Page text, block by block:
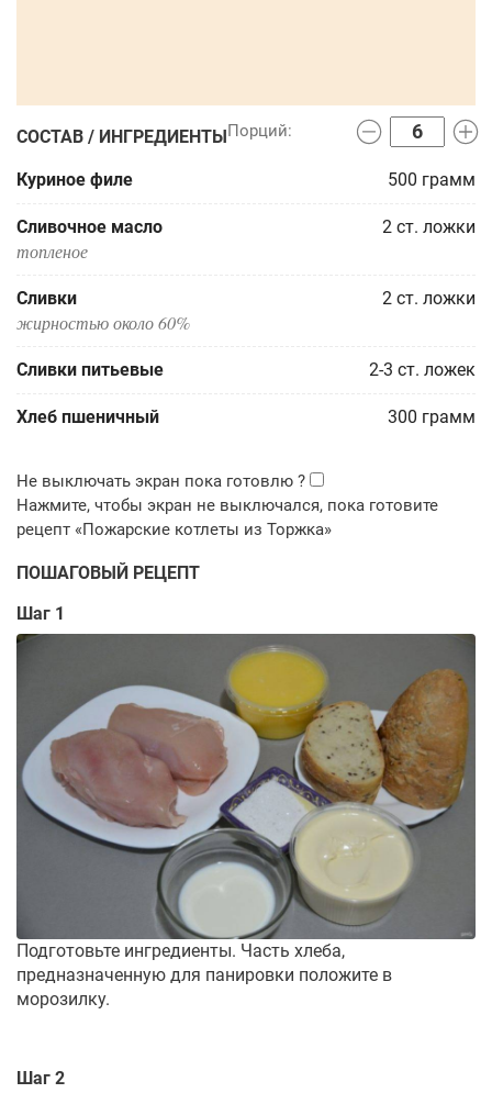
СОСТАВ / ИНГРЕДИЕНТЫ
Куриное филе 500 грамм
Сливочное масло 2 ст. ложки
топленое
Сливки 2 ст. ложки
жирностью около 60%
Сливки питьевые 2-3 ст. ложек
Хлеб пшеничный 300 грамм
ПОШАГОВЫЙ РЕЦЕПТ
Шаг 1
Подготовьте ингредиенты. Часть хлеба,
предназначенную для панировки положите в
морозилку.
Шаг 2